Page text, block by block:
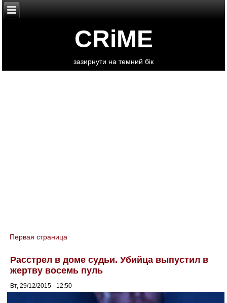
CRiME
зазирнути на темний бік
You are here
Первая страница
Расстрел в доме судьи. Убийца выпустил в
жертву восемь пуль
Вт, 29/12/2015 - 12:50